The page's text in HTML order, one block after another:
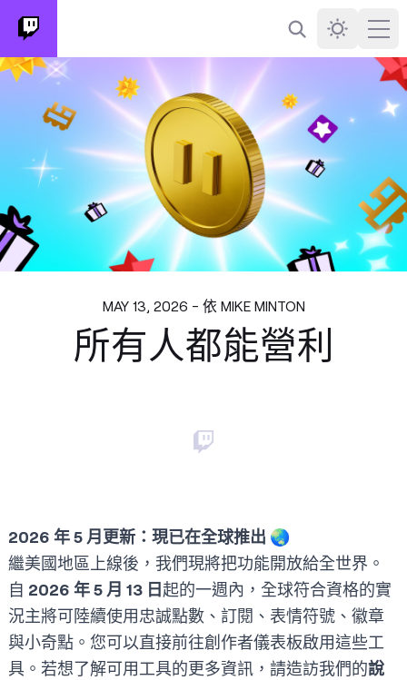
搜尋
Darkmode
MAY 13, 2026 - 依 MIKE MINTON
所有人都能營利
2026 年 5 月更新：現已在全球推出 🌏
繼美國地區上線後，我們現將把功能開放給全世界。
自 2026 年 5 月 13 日起的一週內，全球符合資格的實
況主將可陸續使用忠誠點數、訂閱、表情符號、徽章
與小奇點。您可以直接前往創作者儀表板啟用這些工
具。若想了解可用工具的更多資訊，請造訪我們的說